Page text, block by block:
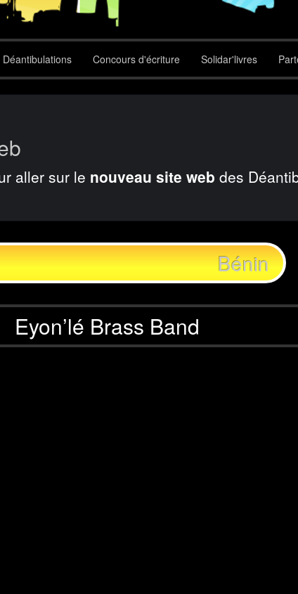
Déantibulations Concours d'écriture Solidar'livres
aller sur le nouveau site web des
Bénin
Eyon’lé Brass Band